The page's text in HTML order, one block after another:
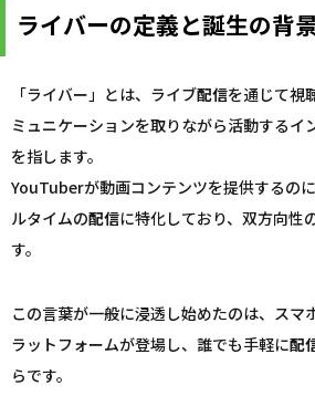
ライバーの定義と誕生の背
「ライバー」とは、ライブ配信を通じて視
ミュニケーションを取りながら活動するイ
を指します。
YouTuberが動画コンテンツを提供するの
ルタイムの配信に特化しており、双方向性
す。
この言葉が一般に浸透し始めたのは、スマ
ラットフォームが登場し、誰でも手軽に配
らです。